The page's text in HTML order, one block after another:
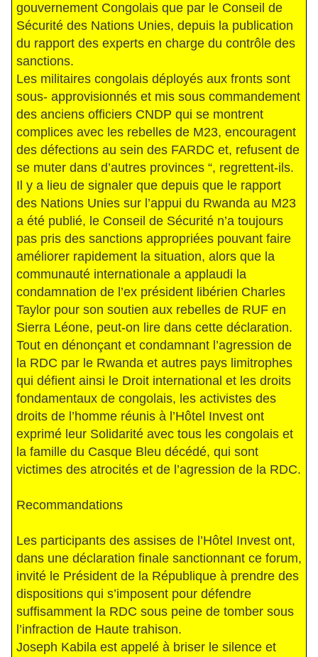
gouvernement Congolais que par le Conseil de
Sécurité des Nations Unies, depuis la publication
du rapport des experts en charge du contrôle des
sanctions.
Les militaires congolais déployés aux fronts sont
sous- approvisionnés et mis sous commandement
des anciens officiers CNDP qui se montrent
complices avec les rebelles de M23, encouragent
des défections au sein des FARDC et, refusent de
se muter dans d’autres provinces “, regrettent-ils.
Il y a lieu de signaler que depuis que le rapport
des Nations Unies sur l’appui du Rwanda au M23
a été publié, le Conseil de Sécurité n’a toujours
pas pris des sanctions appropriées pouvant faire
améliorer rapidement la situation, alors que la
communauté internationale a applaudi la
condamnation de l’ex président libérien Charles
Taylor pour son soutien aux rebelles de RUF en
Sierra Léone, peut-on lire dans cette déclaration.
Tout en dénonçant et condamnant l’agression de
la RDC par le Rwanda et autres pays limitrophes
qui défient ainsi le Droit international et les droits
fondamentaux de congolais, les activistes des
droits de l’homme réunis à l’Hôtel Invest ont
exprimé leur Solidarité avec tous les congolais et
la famille du Casque Bleu décédé, qui sont
victimes des atrocités et de l’agression de la RDC.
Recommandations
Les participants des assises de l’Hôtel Invest ont,
dans une déclaration finale sanctionnant ce forum,
invité le Président de la République à prendre des
dispositions qui s’imposent pour défendre
suffisamment la RDC sous peine de tomber sous
l’infraction de Haute trahison.
Joseph Kabila est appelé à briser le silence et